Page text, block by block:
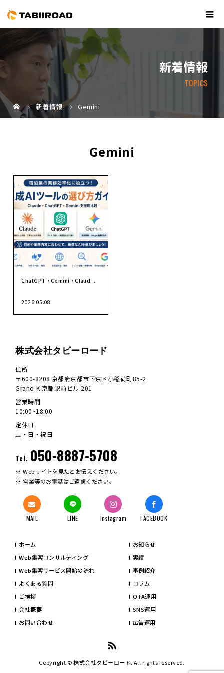
新着情報
TOPICS
新着情報 Gemini
Gemini
ChatGPT・Gemini・Claud...
2026.05.08
株式会社タビーロード
住所
〒600-8208 京都府京都市下京区小稲荷町85-2
Grand-K 京都駅前ビル 201
営業時間
10:00~18:00
定休日
土・日・祝日
Tel. 050-8887-5708
Webサイトを見たとお伝えください。
営業等のお電話はご遠慮ください。
MAIL LINE Instagram FACEBOOK
ホーム
Web集客コンサルティング
Web集客サービス開始の流れ
よくある質問
ご挨拶
会社概要
お問い合わせ
お知らせ
実績
事例紹介
コラム
OTA運用
SNS運用
広告運用
Copyright © 株式会社タビーロード. All rights reserved.